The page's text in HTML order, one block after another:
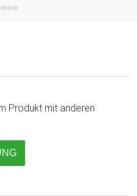
Produkt mit anderen